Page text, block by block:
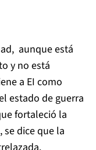
aunque está
y no está
a EI como
estado de guerra
fortaleció la
se dice que la